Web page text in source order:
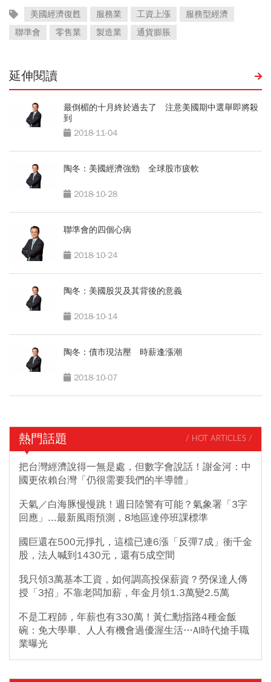
美國經濟復甦 服務業 工資上漲
服務型經濟
聯準會
零售業 製造業 通貨膨脹
延伸閱讀
最倒楣的十月終於過去了 注意美國期中選舉即將殺
到
2018-11-04
陶冬：美國經濟強勁 全球股市疲軟
2018-10-28
聯準會的四個心病
2018-10-24
陶冬：美國股災及其背後的意義
2018-10-14
陶冬：債市現沽壓 時薪逢漲潮
2018-10-07
熱門話題 / HOT ARTICLES /
把台灣經濟說得一無是處，但數字會說話！謝金河：中
國更依賴台灣「仍很需要我們的半導體」
天氣／白海豚慢慢跳！週日陸警有可能？氣象署「3字
回應」...最新風雨預測，8地區達停班課標準
國巨還在500元掙扎，這檔已連6漲「反彈7成」衝千金
股，法人喊到1430元，還有5成空間
我只領3萬基本工資，如何調高投保薪資？勞保達人傳
授「3招」不靠老闆加薪，年金月領1.3萬變2.5萬
不是工程師，年薪也有330萬！黃仁勳指路4種金飯
碗：免大學畢、人人有機會過優渥生活…AI時代搶手職
業曝光